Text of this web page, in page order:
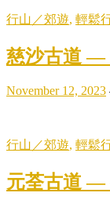
行山／郊遊, 輕鬆
慈沙古道 —
November 12, 2023
行山／郊遊, 輕鬆
元荃古道 —